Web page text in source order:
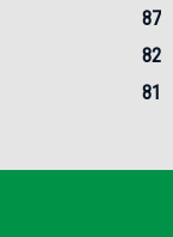
87
82
81